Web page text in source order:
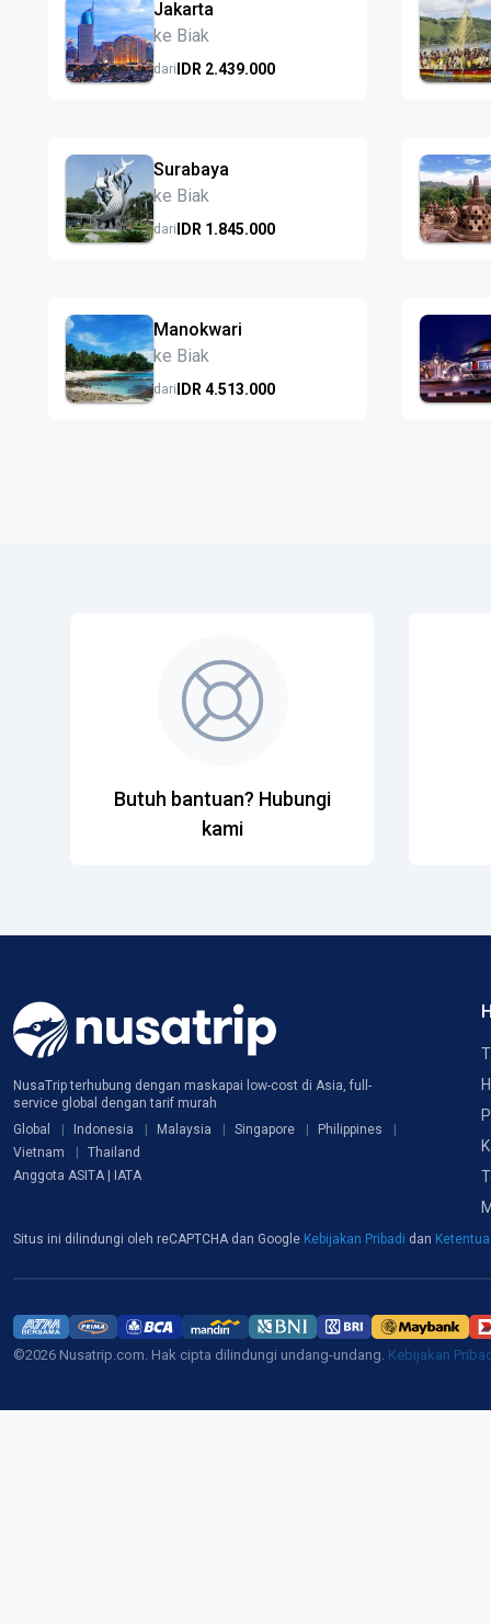
Jakarta
ke Biak
dariIDR 2.439.000
Surabaya
ke Biak
dariIDR 1.845.000
Manokwari
ke Biak
dariIDR 4.513.000
Butuh bantuan? Hubungi
kami
NusaTrip terhubung dengan maskapai low-cost di Asia, full-
service global dengan tarif murah
Global
Indonesia Malaysia Singapore
Philippines
Vietnam
Thailand
Anggota ASITA | IATA
Situs ini dilindungi oleh reCAPTCHA dan Google Kebijakan Pribadi dan
©2026 Nusatrip.com. Hak cipta dilindungi undang-undang. Kebijakan